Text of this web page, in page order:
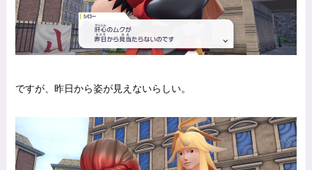
ですが、昨日から姿が見えないらしい。